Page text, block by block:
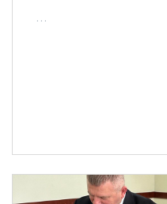
...